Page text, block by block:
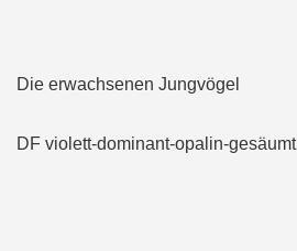
Die erwachsenen Jungvögel
DF violett-dominant-opalin-gesäumt